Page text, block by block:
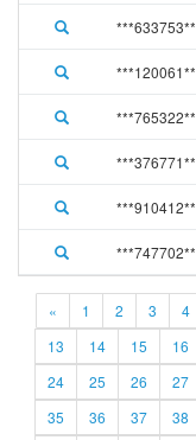
***633753**
***120061**
***765322**
***376771**
***910412**
***747702**
« 1 2 3 4
13
14 15 16
24
25 26 27
35
36 37 38